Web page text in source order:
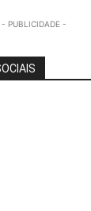
- PUBLICIDADE -